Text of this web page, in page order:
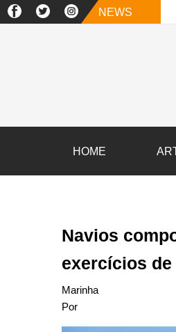
NEWS
HOME
Navios
exercícios
Marinha
Por